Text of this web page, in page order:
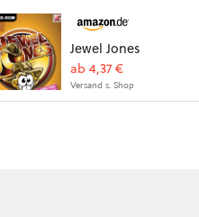
Jewel Jones
ab 4,37 €
Versand s. Shop